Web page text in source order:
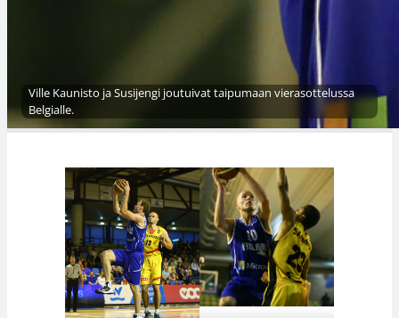
Ville Kaunisto ja Susijengi joutuivat taipumaan vierasottelussa
Belgialle.